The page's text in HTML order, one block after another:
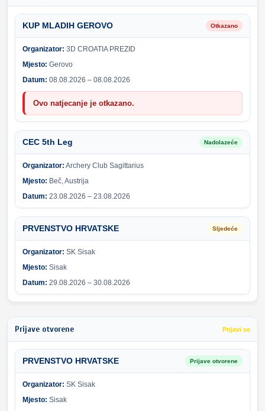
KUP MLADIH GEROVO Otkazano
Organizator: 3D CROATIA PREZID
Mjesto: Gerovo
Datum: 08.08.2026 – 08.08.2026
Ovo natjecanje je otkazano.
CEC 5th Leg Nadolazeće
Organizator: Archery Club Sagittarius
Mjesto: Beč, Austrija
Datum: 23.08.2026 – 23.08.2026
PRVENSTVO HRVATSKE Sljedeće
Organizator: SK Sisak
Mjesto: Sisak
Datum: 29.08.2026 – 30.08.2026
Prijave otvorene Prijavi se
PRVENSTVO HRVATSKE Prijave otvorene
Organizator: SK Sisak
Mjesto: Sisak